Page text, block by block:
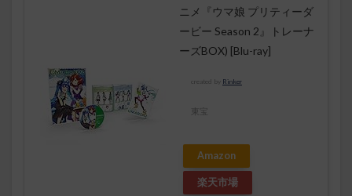
ニメ『ウマ娘 プリティーダ
ービー Season 2』トレーナ
ーズBOX) [Blu-ray]
created by Rinker
東宝
Amazon
楽天市場